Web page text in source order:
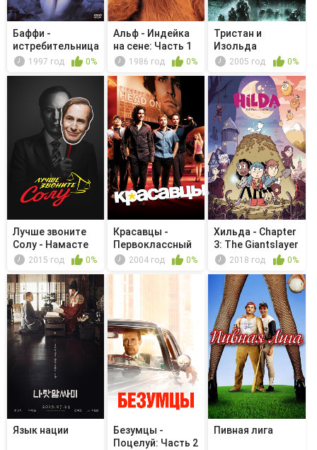
Баффи -
истребительница
вампиров - Пр...
1997 год 0%
Альф - Индейка
на сене: Часть 1
1986 год 0%
Тристан и
Изольда
2005 год 0%
Лучше звоните
Солу - Намасте
2015 год 0%
Красавцы -
Первоклассный
подонок
2004 год 0%
Хильда - Chapter
3: The Giantslayer
2018 год 0%
Язык нации
Безумцы -
Поцелуй: Часть 2
Пивная лига